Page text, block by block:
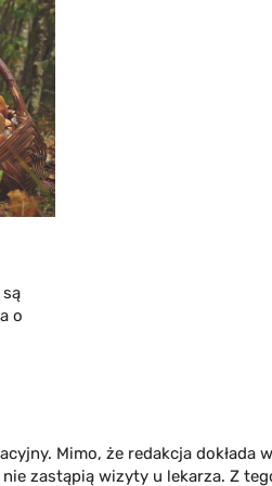
o
Mimo, że redakcja
zastąpią wizyty u lekarza. Z